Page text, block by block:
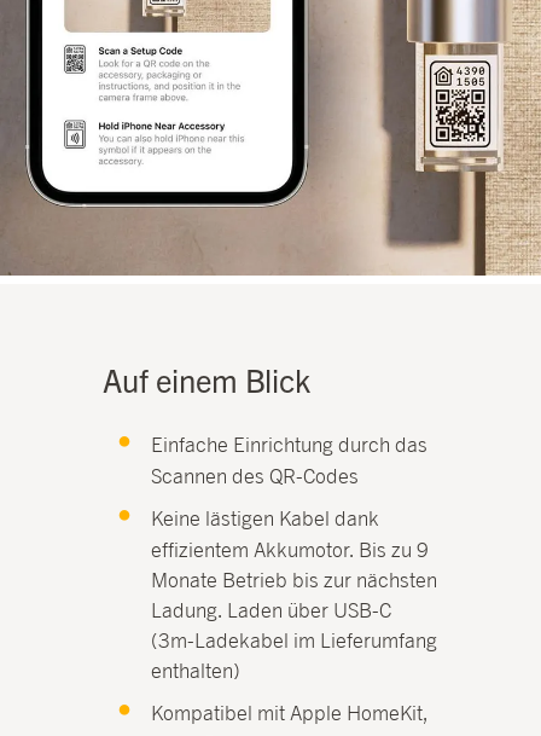
Auf einem Blick
Einfache Einrichtung durch das
Scannen des QR-Codes
Keine lästigen Kabel dank
effizientem Akkumotor. Bis zu 9
Monate Betrieb bis zur nächsten
Ladung. Laden über USB-C
(3m-Ladekabel im Lieferumfang
enthalten)
Kompatibel mit Apple HomeKit,